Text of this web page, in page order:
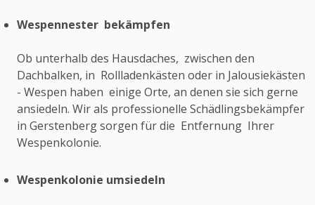
Wespennester bekämpfen
Ob unterhalb des Hausdaches, zwischen den
Dachbalken, in Rollladenkästen oder in Jalousiekästen
- Wespen haben einige Orte, an denen sie sich gerne
ansiedeln. Wir als professionelle Schädlingsbekämpfer
in Gerstenberg sorgen für die Entfernung Ihrer
Wespenkolonie.
Wespenkolonie umsiedeln